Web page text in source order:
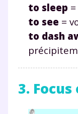
to sleep
to see =
to dash
3. Focus